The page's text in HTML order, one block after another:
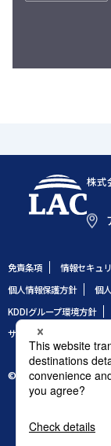
株式
免責条項 情報セキュ
個人情報保護方針
個
KDDIグループ環境方針
サイトのご利用条件
© 1995 LAC Co., Ltd.